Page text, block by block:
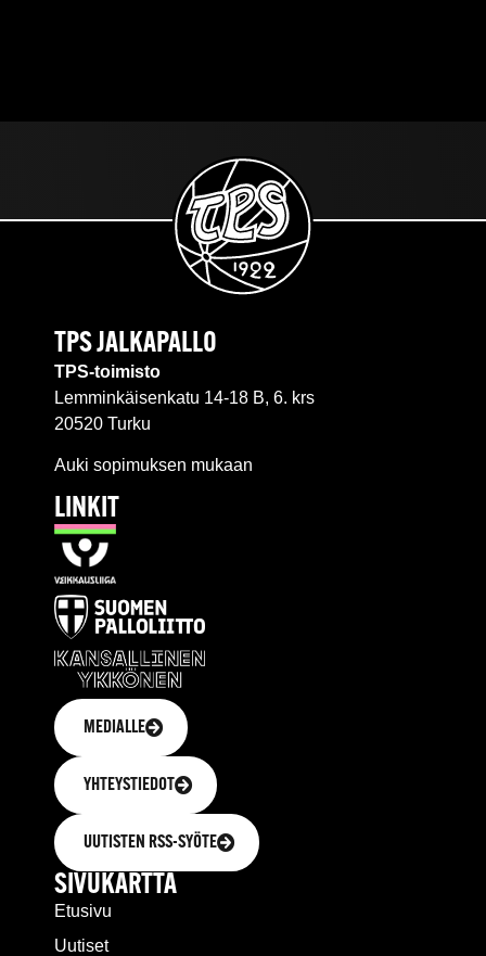
TPS JALKAPALLO
TPS-toimisto
Lemminkäisenkatu 14-18 B, 6. krs
20520 Turku
Auki sopimuksen mukaan
LINKIT
MEDIALLE
YHTEYSTIEDOT
UUTISTEN RSS-SYÖTE
SIVUKARTTA
Etusivu
Uutiset